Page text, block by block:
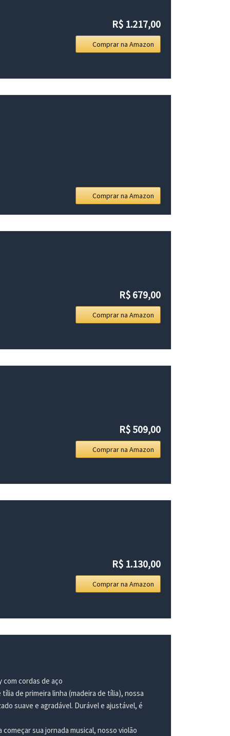
R$ 1.217,00
Comprar na Amazon
Comprar na Amazon
R$ 679,00
Comprar na Amazon
R$ 509,00
Comprar na Amazon
R$ 1.130,00
Comprar na Amazon
com cordas de aço
tília de primeira linha (madeira de tília), nossa
suave e agradável. Durável e ajustável, é
sua jornada musical, nosso violão